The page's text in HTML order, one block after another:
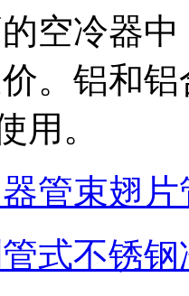
空冷器
。铝和
用。
管束翅
管式不锈